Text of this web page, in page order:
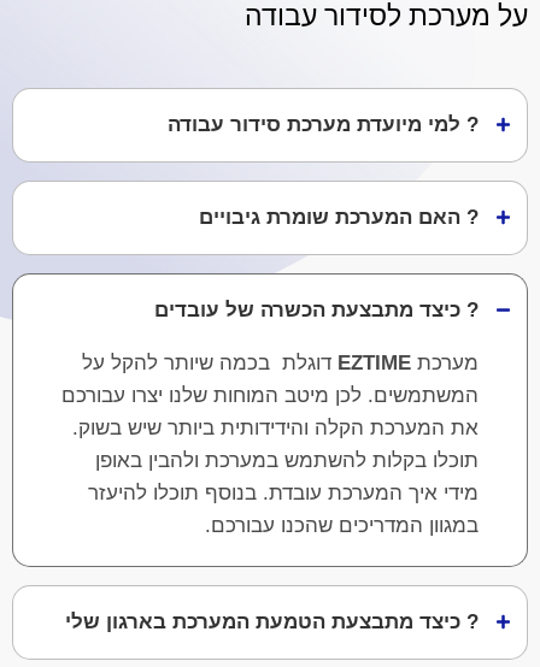
? למי מיועדת מערכת סידור עבודה
? האם המערכת שומרת גיבויים
? כיצד מתבצעת הכשרה של עובדים
מערכת EZTIME דוגלת בכמה שיותר להקל על
המשתמשים. לכן מיטב המוחות שלנו יצרו עבורכם
את המערכת הקלה והידידותית ביותר שיש בשוק.
תוכלו בקלות להשתמש במערכת ולהבין באופן
מידי איך המערכת עובדת. בנוסף תוכלו להיעזר
במגוון המדריכים שהכנו עבורכם.
? כיצד מתבצעת הטמעת המערכת בארגון שלי
על מערכת לסידור עבודה